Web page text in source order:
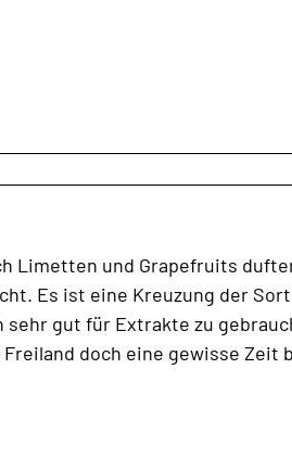
Limetten und Grapefruits
Es ist eine Kreuzung der
gut für Extrakte zu
doch eine gewisse Zeit